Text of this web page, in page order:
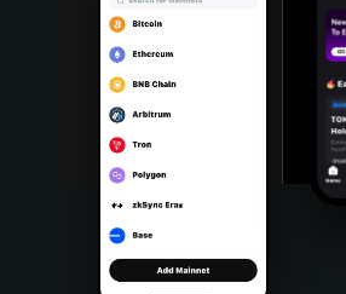
Português (Portugal)
Bahasa Indonesia
Português (Brasil)
Español (Argentina)